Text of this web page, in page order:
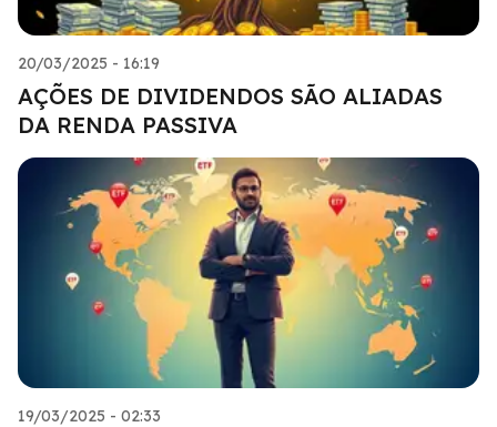
20/03/2025 - 16:19
AÇÕES DE DIVIDENDOS SÃO ALIADAS
DA RENDA PASSIVA
19/03/2025 - 02:33